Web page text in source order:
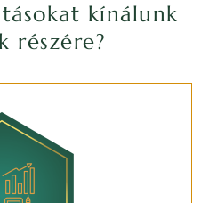
kínálunk
részére?